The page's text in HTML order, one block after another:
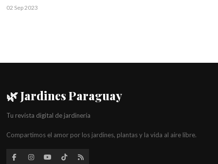
02 Sep 2023
🌿 Jardines Paraguay
Tu revista digital de jardinería
Compartimos el amor por los jardines, plantas y la vida al aire libre.